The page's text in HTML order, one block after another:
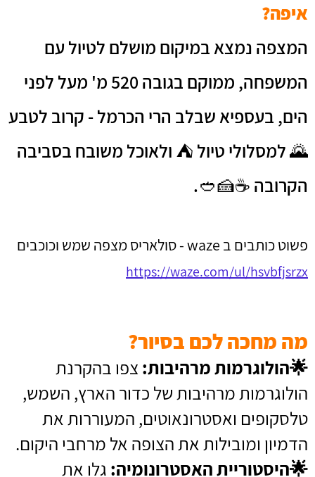
איפה?
המצפה נמצא במיקום מושלם לטיול עם
המשפחה, ממוקם בגובה 520 מ' מעל לפני
הים, בעספיאשבלב הרי הכרמל - קרוב לטבע
🌄 למסלולי טיול ⛺ ולאוכל משובח בסביבה
הקרובה ☕🍰🥙
.
פשוט כותבים ב waze - סולאריס מצפה שמש וכוכבים
https://waze.com/ul/hsvbfjsrzx
מה מחכה לכם בסיור?
🌟הולוגרמות מרהיבות: צפו בהקרנת
הולוגרמות מרהיבות של כדור הארץ, השמש,
טלסקופים ואסטרונאוטים, המעוררות את
הדמיון ומובילות את הצופה אל מרחבי היקום.
🌟היסטוריית האסטרונומיה: גלו את